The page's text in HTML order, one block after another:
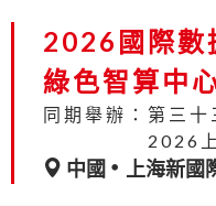
2026國際數
綠色智算中
同期舉辦：第三
2026
中國 上海新國